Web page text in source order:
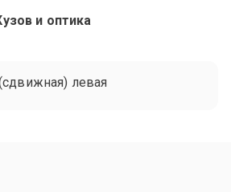
и оптика
левая